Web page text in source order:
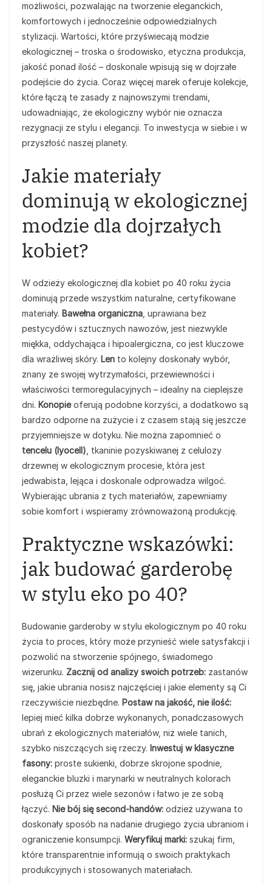
możliwości, pozwalając na tworzenie eleganckich,
komfortowych i jednocześnie odpowiedzialnych
stylizacji. Wartości, które przyświecają modzie
ekologicznej – troska o środowisko, etyczna produkcja,
jakość ponad ilość – doskonale wpisują się w dojrzałe
podejście do życia. Coraz więcej marek oferuje kolekcje,
które łączą te zasady z najnowszymi trendami,
udowadniając, że ekologiczny wybór nie oznacza
rezygnacji ze stylu i elegancji. To inwestycja w siebie i w
przyszłość naszej planety.
Jakie materiały
dominują w ekologicznej
modzie dla dojrzałych
kobiet?
W odzieży ekologicznej dla kobiet po 40 roku życia
dominują przede wszystkim naturalne, certyfikowane
materiały. Bawełna organiczna , uprawiana bez
pestycydów i sztucznych nawozów, jest niezwykle
miękka, oddychająca i hipoalergiczna, co jest kluczowe
dla wrażliwej skóry. Len to kolejny doskonały wybór,
znany ze swojej wytrzymałości, przewiewności i
właściwości termoregulacyjnych – idealny na cieplejsze
dni. Konopieoferują podobne korzyści, a dodatkowo są
bardzo odporne na zużycie i z czasem stają się jeszcze
przyjemniejsze w dotyku. Nie można zapomnieć o
tencelu (lyocell) , tkaninie pozyskiwanej z celulozy
drzewnej w ekologicznym procesie, która jest
jedwabista, lejąca i doskonale odprowadza wilgoć.
Wybierając ubrania z tych materiałów, zapewniamy
sobie komfort i wspieramy zrównoważoną produkcję.
Praktyczne wskazówki:
jak budować garderobę
w stylu eko po 40?
Budowanie garderoby w stylu ekologicznym po 40 roku
życia to proces, który może przynieść wiele satysfakcji i
pozwolić na stworzenie spójnego, świadomego
wizerunku. Zacznij od analizy swoich potrzeb: zastanów
się, jakie ubrania nosisz najczęściej i jakie elementy są Ci
rzeczywiście niezbędne. Postaw na jakość, nie ilość:
lepiej mieć kilka dobrze wykonanych, ponadczasowych
ubrań z ekologicznych materiałów, niż wiele tanich,
szybko niszczących się rzeczy. Inwestuj w klasyczne
fasony: proste sukienki, dobrze skrojone spodnie,
eleganckie bluzki i marynarki w neutralnych kolorach
posłużą Ci przez wiele sezonów i łatwo je ze sobą
łączyć. Nie bój się second-handów: odzież używana to
doskonały sposób na nadanie drugiego życia ubraniom i
ograniczenie konsumpcji. Weryfikuj marki: szukaj firm,
które transparentnie informują o swoich praktykach
produkcyjnych i stosowanych materiałach.